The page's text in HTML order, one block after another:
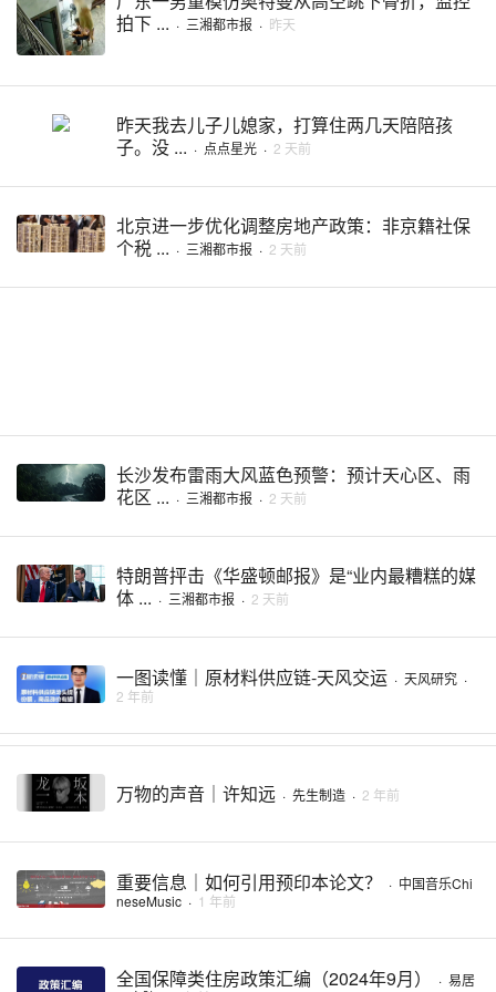
拍下 ... · 三湘都市报 · 昨天
昨天我去儿子儿媳家，打算住两几天陪陪孩
子。没 ... · 点点星光 · 2 天前
北京进一步优化调整房地产政策：非京籍社保
个税 ... · 三湘都市报 · 2 天前
长沙发布雷雨大风蓝色预警：预计天心区、雨
花区 ... · 三湘都市报 · 2 天前
特朗普抨击《华盛顿邮报》是“业内最糟糕的媒
体 ... · 三湘都市报 · 2 天前
一图读懂｜原材料供应链-天风交运 · 天风研究 ·
2 年前
万物的声音｜许知远 · 先生制造 · 2 年前
重要信息｜如何引用预印本论文？ · 中国音乐Chi
neseMusic · 1 年前
全国保障类住房政策汇编（2024年9月） · 易居